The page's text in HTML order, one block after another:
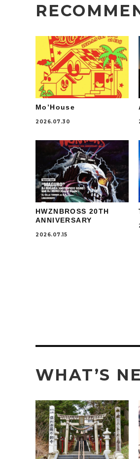
Mo’House
2026.07.30
HWZNBROSS 20TH
ANNIVERSARY
2026.07.15
WHAT’S